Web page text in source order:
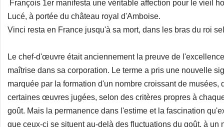
François 1er manifesta une véritable affection pour le vieil
Lucé, à portée du château royal d'Amboise.
Vinci resta en France jusqu'à sa mort, dans les bras du roi
Le chef-d'œuvre était anciennement la preuve de
maîtrise dans sa corporation. Le terme a pris une nouvelle
marquée par la formation d'un nombre croissant de
certaines œuvres jugées, selon des critères propres à
goût. Mais la permanence dans l'estime et la fascination
que ceux-ci se situent au-delà des fluctuations du goût, à